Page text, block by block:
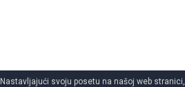
svoju posetu na našoj web stranici,